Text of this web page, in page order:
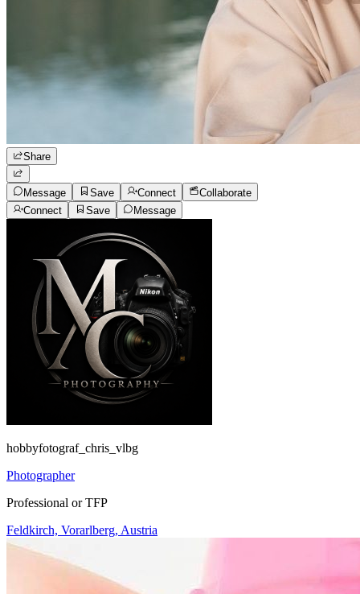
Share
Message Save Connect
Collaborate
Connect
Save Message
hobbyfotograf_chris_vlbg
Photographer
Professional or TFP
Feldkirch, Vorarlberg, Austria